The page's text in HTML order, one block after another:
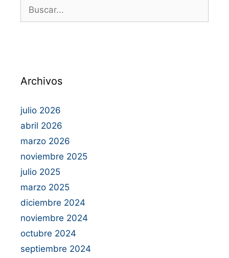
Archivos
julio 2026
abril 2026
marzo 2026
noviembre 2025
julio 2025
marzo 2025
diciembre 2024
noviembre 2024
octubre 2024
septiembre 2024